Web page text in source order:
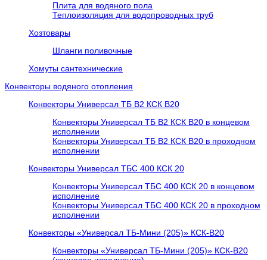
Плита для водяного пола
Теплоизоляция для водопроводных труб
Хозтовары
Шланги поливочные
Хомуты сантехнические
Конвекторы водяного отопления
Конвекторы Универсал ТБ В2 КСК В20
Конвекторы Универсал ТБ В2 КСК В20 в концевом
исполнении
Конвекторы Универсал ТБ В2 КСК В20 в проходном
исполнении
Конвекторы Универсал ТБС 400 КСК 20
Конвекторы Универсал ТБС 400 КСК 20 в концевом
исполнение
Конвекторы Универсал ТБС 400 КСК 20 в проходном
исполнении
Конвекторы «Универсал ТБ-Мини (205)» КСК-В20
Конвекторы «Универсал ТБ-Мини (205)» КСК-В20